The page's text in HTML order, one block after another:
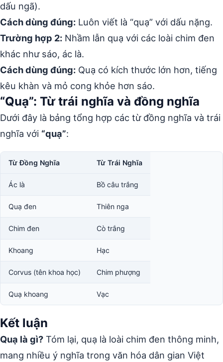
dấu ngã).
Cách dùng đúng: Luôn viết là “quạ” với dấu nặng.
Trường hợp 2: Nhầm lẫn quạ với các loài chim đen
khác như sáo, ác là.
Cách dùng đúng: Quạ có kích thước lớn hơn, tiếng
kêu khàn và mỏ cong khỏe hơn sáo.
“Quạ”: Từ trái nghĩa và đồng nghĩa
Dưới đây là bảng tổng hợp các từ đồng nghĩa và trái
nghĩa với “quạ”:
Từ Đồng Nghĩa Từ Trái Nghĩa
Ác là Bồ câu trắng
Quạ đen Thiên nga
Chim đen Cò trắng
Khoang Hạc
Corvus (tên khoa học) Chim phượng
Quạ khoang Vạc
Kết luận
Quạ là gì? Tóm lại, quạ là loài chim đen thông minh,
mang nhiều ý nghĩa trong văn hóa dân gian Việt